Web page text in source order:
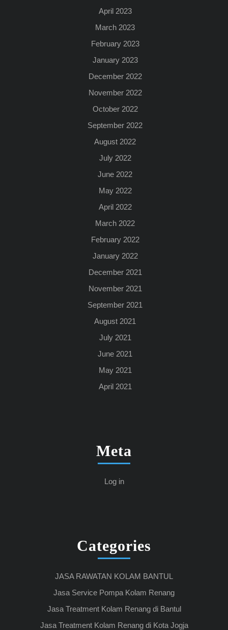
April 2023
March 2023
February 2023
January 2023
December 2022
November 2022
October 2022
September 2022
August 2022
July 2022
June 2022
May 2022
April 2022
March 2022
February 2022
January 2022
December 2021
November 2021
September 2021
August 2021
July 2021
June 2021
May 2021
April 2021
Meta
Log in
Categories
JASA RAWATAN KOLAM BANTUL
Jasa Service Pompa Kolam Renang
Jasa Treatment Kolam Renang di Bantul
Jasa Treatment Kolam Renang di Kota Jogja